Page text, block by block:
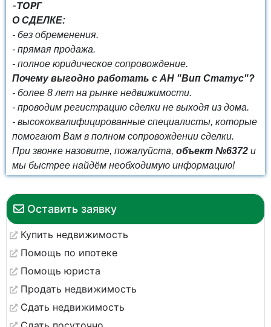
Оставить заявку
Купить недвижимость
Помощь по ипотеке
Помощь юриста
Продать недвижимость
Сдать недвижимость
-ТОРГ
О СДЕЛКЕ:
- без обременения.
- прямая продажа.
- полное юридическое сопровождение.
Почему выгодно работать с АН "Вип Статус"?
- более 8 лет на рынке недвижимости.
- проводим регистрацию сделки не выходя из дома.
- высококвалифицированные специалисты, которые
помогают Вам в полном сопровождении сделки.
При звонке назовите, пожалуйста, объект №6372 и
мы быстрее найдём необходимую информацию!